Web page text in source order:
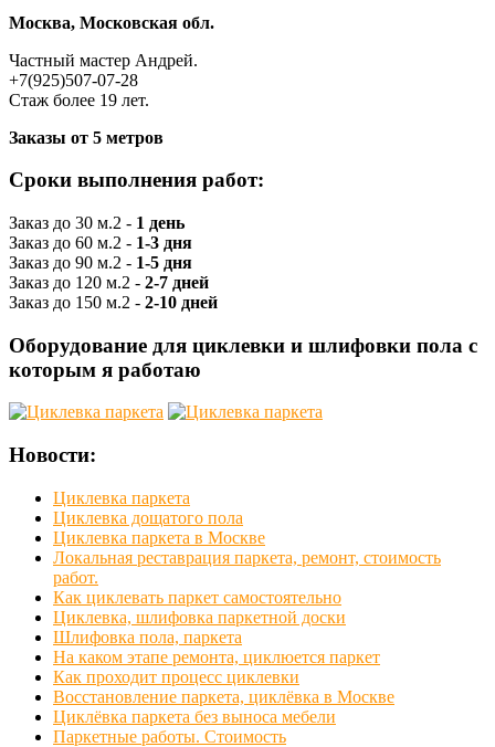
Москва, Московская обл.
Частный мастер Андрей.
+7(925)507-07-28
Стаж более 19 лет.
Заказы от 5 метров
Сроки выполнения работ:
Заказ до 30 м.2 - 1 день
Заказ до 60 м.2 - 1-3 дня
Заказ до 90 м.2 - 1-5 дня
Заказ до 120 м.2 - 2-7 дней
Заказ до 150 м.2 - 2-10 дней
Оборудование для циклевки и шлифовки пола с
которым я работаю
Новости:
Циклевка паркета
Циклевка дощатого пола
Циклевка паркета в Москве
Локальная реставрация паркета, ремонт, стоимость
работ.
Как циклевать паркет самостоятельно
Циклевка, шлифовка паркетной доски
Шлифовка пола, паркета
На каком этапе ремонта, циклюется паркет
Как проходит процесс циклевки
Восстановление паркета, циклёвка в Москве
Циклёвка паркета без выноса мебели
Паркетные работы. Стоимость